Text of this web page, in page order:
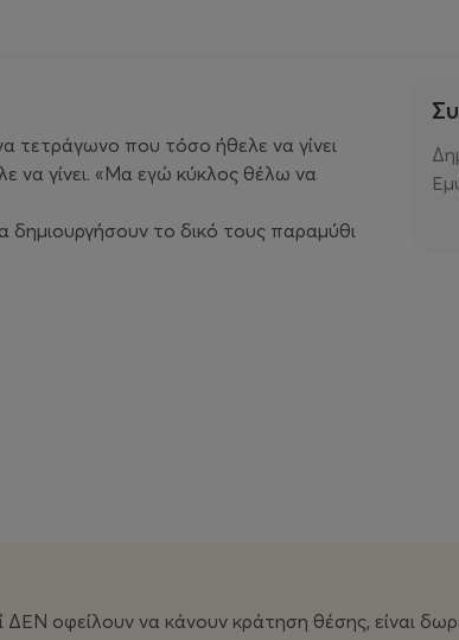
τετράγωνο που τόσο ήθελε να γίνει
να γίνει. «Μα εγώ κύκλος θέλω να
δημιουργήσουν το δικό τους παραμύθι
οφείλουν να κάνουν κράτηση θέσης, είναι